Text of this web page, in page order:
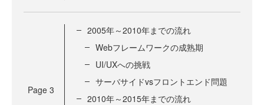
Page 3
2005年～2010年までの流れ
Webフレームワークの成熟期
UI/UXへの挑戦
サーバサイドvsフロントエンド問題
2010年～2015年までの流れ